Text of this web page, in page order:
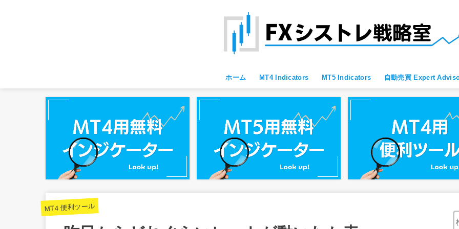
ホーム MT4 Indicators
MT4 すべて
MT4 便利ツール
MT4 Oscillator
MT4 Moving Average
MT4 Fibonacci
MT4 Bollinger Bands
MT4 レジサポ・トレンドライン
MT4 ブレイクアウト向け
MT4 スキャルピング向け
MT4 通貨強弱
MT4 プライスアクション向け
MT5 Indicators 自動売買 Expert
MT4 便利ツール